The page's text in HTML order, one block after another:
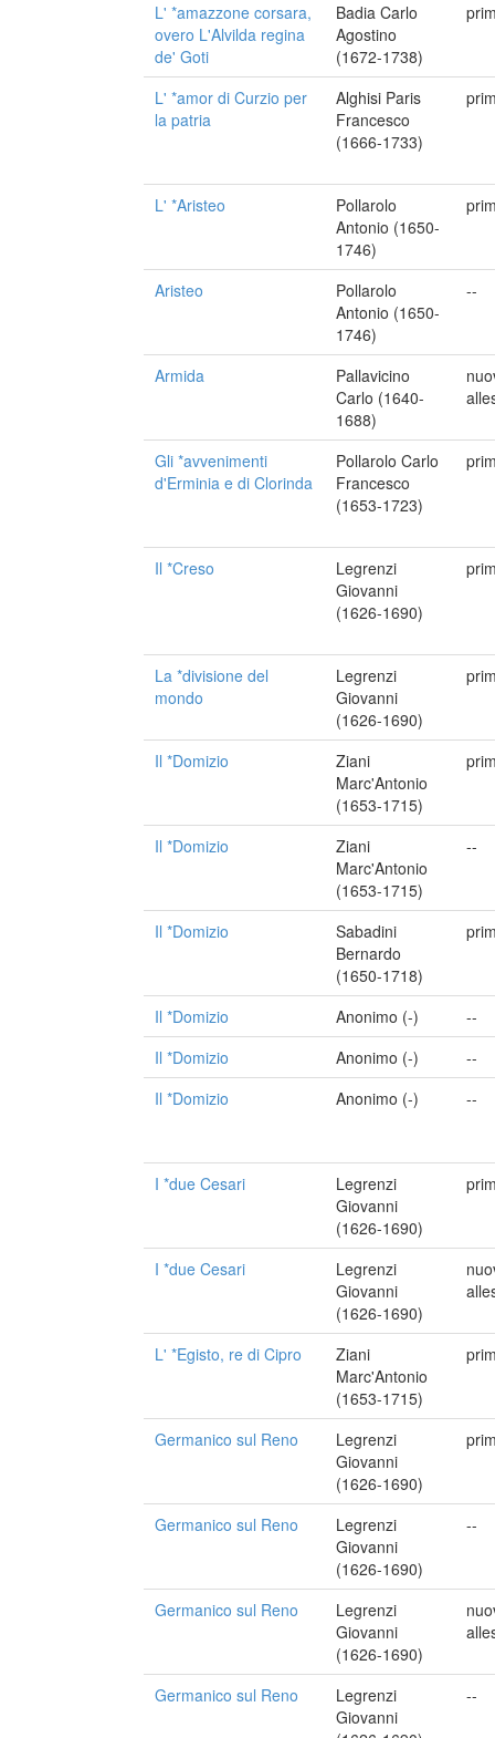
L' *amazzone corsara,
overo L'Alvilda regina
de' Goti
Badia Carlo
Agostino
(1672-1738)
L' *amor di Curzio per
la patria
Alghisi Paris
Francesco
(1666-1733)
L' *Aristeo
Pollarolo
Antonio (1650-
1746)
Aristeo
Pollarolo
Antonio (1650-
1746)
--
Armida
Pallavicino
Carlo (1640-
1688)
Gli *avvenimenti
d'Erminia e di Clorinda
Pollarolo Carlo
Francesco
(1653-1723)
Il *Creso
Legrenzi
Giovanni
(1626-1690)
La *divisione del
mondo
Legrenzi
Giovanni
(1626-1690)
Il *Domizio
Ziani
Marc'Antonio
(1653-1715)
Il *Domizio
Ziani
Marc'Antonio
(1653-1715)
--
Il *Domizio
Sabadini
Bernardo
(1650-1718)
Il *Domizio Anonimo (-)
--
Il *Domizio
Anonimo (-)
--
Il *Domizio
Anonimo (-) --
I *due Cesari
Legrenzi
Giovanni
(1626-1690)
I *due Cesari
Legrenzi
Giovanni
(1626-1690)
L' *Egisto, re di Cipro
Ziani
Marc'Antonio
(1653-1715)
Germanico sul Reno
Legrenzi
Giovanni
(1626-1690)
Germanico sul Reno
Legrenzi
Giovanni
(1626-1690)
--
Germanico sul Reno
Legrenzi
Giovanni
(1626-1690)
Germanico sul Reno
Legrenzi
Giovanni
--